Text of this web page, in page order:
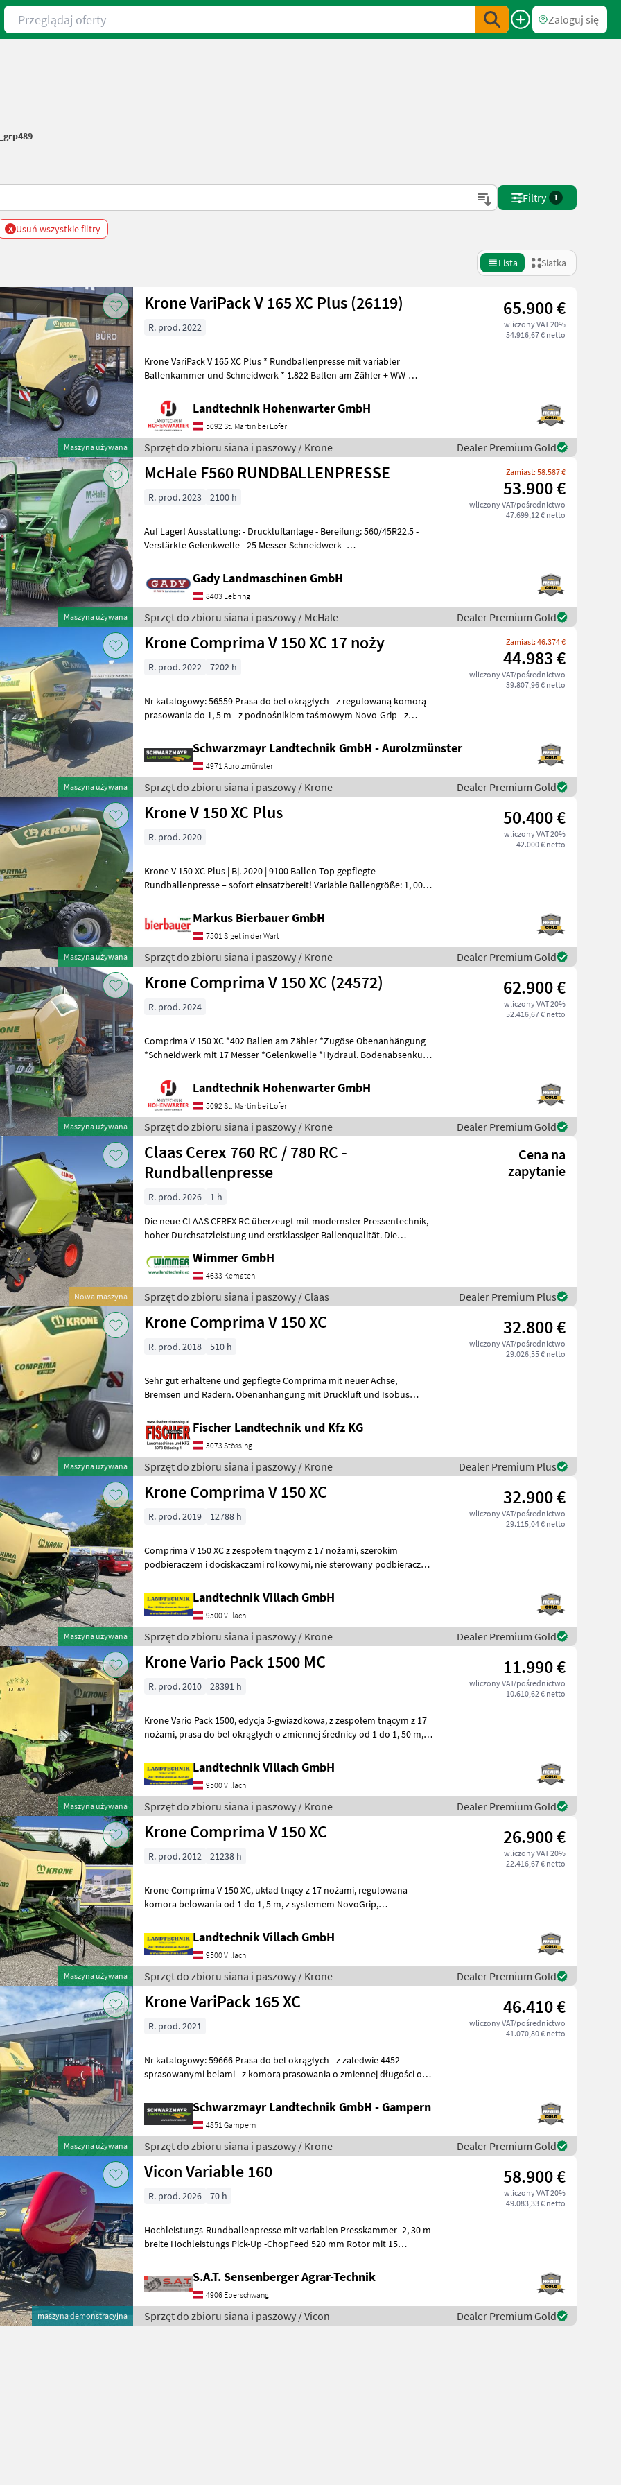
Przeglądaj oferty
Zaloguj się
Filtry 1
x Usuń wszystkie filtry
Lista Siatka
Maszyna używana
Krone VariPack V 165 XC Plus (26119) 65.900 €
wliczony VAT 20%
54.916,67 € netto
R. prod. 2022
Krone VariPack V 165 XC Plus * Rundballenpresse mit variabler
Ballenkammer und Schneidwerk * 1.822 Ballen am Zähler + WW-
Landtechnik Hohenwarter GmbH
5092 St. Martin bei Lofer
Sprzęt do zbioru siana i paszowy / Krone Dealer Premium Gold
Maszyna używana
McHale F560 RUNDBALLENPRESSE Zamiast: 58.587 €
53.900 €
wliczony VAT/pośrednictwo
47.699,12 € netto
R. prod. 2023 2100 h
Auf Lager! Ausstattung: - Druckluftanlage - Bereifung: 560/45R22.5 -
Verstärkte Gelenkwelle - 25 Messer Schneidwerk -
Gady Landmaschinen GmbH
8403 Lebring
Sprzęt do zbioru siana i paszowy / McHale Dealer Premium Gold
Maszyna używana
Krone Comprima V 150 XC 17 noży Zamiast: 46.374 €
44.983 €
wliczony VAT/pośrednictwo
39.807,96 € netto
R. prod. 2022 7202 h
Nr katalogowy: 56559 Prasa do bel okrągłych - z regulowaną komorą
prasowania do 1, 5 m - z podnośnikiem taśmowym Novo-Grip - z
Schwarzmayr Landtechnik GmbH - Aurolzmünster
4971 Aurolzmünster
Sprzęt do zbioru siana i paszowy / Krone Dealer Premium Gold
Maszyna używana
Krone V 150 XC Plus 50.400 €
wliczony VAT 20%
42.000 € netto
R. prod. 2020
Krone V 150 XC Plus | Bj. 2020 | 9100 Ballen Top gepflegte
Rundballenpresse – sofort einsatzbereit! Variable Ballengröße: 1, 00 –
Markus Bierbauer GmbH
7501 Siget in der Wart
Sprzęt do zbioru siana i paszowy / Krone Dealer Premium Gold
Maszyna używana
Krone Comprima V 150 XC (24572) 62.900 €
wliczony VAT 20%
52.416,67 € netto
R. prod. 2024
Comprima V 150 XC *402 Ballen am Zähler *Zugöse Obenanhängung
*Schneidwerk mit 17 Messer *Gelenkwelle *Hydraul. Bodenabsenkung
Landtechnik Hohenwarter GmbH
5092 St. Martin bei Lofer
Sprzęt do zbioru siana i paszowy / Krone Dealer Premium Gold
Nowa maszyna
Claas Cerex 760 RC / 780 RC -
Rundballenpresse
Cena na
zapytanie
R. prod. 2026
1 h
Die neue CLAAS CEREX RC überzeugt mit modernster Pressentechnik,
hoher Durchsatzleistung und erstklassiger Ballenqualität. Die
Wimmer GmbH
4633 Kematen
Sprzęt do zbioru siana i paszowy / Claas Dealer Premium Plus
Maszyna używana
Krone Comprima V 150 XC 32.800 €
wliczony VAT/pośrednictwo
29.026,55 € netto
R. prod. 2018 510 h
Sehr gut erhaltene und gepflegte Comprima mit neuer Achse,
Bremsen und Rädern. Obenanhängung mit Druckluft und Isobus
Fischer Landtechnik und Kfz KG
3073 Stössing
Sprzęt do zbioru siana i paszowy / Krone Dealer Premium Plus
Maszyna używana
Krone Comprima V 150 XC 32.900 €
wliczony VAT/pośrednictwo
29.115,04 € netto
R. prod. 2019 12788 h
Comprima V 150 XC z zespołem tnącym z 17 nożami, szerokim
podbieraczem i dociskaczami rolkowymi, nie sterowany podbieracz
Landtechnik Villach GmbH
9500 Villach
Sprzęt do zbioru siana i paszowy / Krone Dealer Premium Gold
Maszyna używana
Krone Vario Pack 1500 MC 11.990 €
wliczony VAT/pośrednictwo
10.610,62 € netto
R. prod. 2010 28391 h
Krone Vario Pack 1500, edycja 5-gwiazdkowa, z zespołem tnącym z 17
nożami, prasa do bel okrągłych o zmiennej średnicy od 1 do 1, 50 m,
Landtechnik Villach GmbH
9500 Villach
Sprzęt do zbioru siana i paszowy / Krone Dealer Premium Gold
Maszyna używana
Krone Comprima V 150 XC 26.900 €
wliczony VAT 20%
22.416,67 € netto
R. prod. 2012 21238 h
Krone Comprima V 150 XC, układ tnący z 17 nożami, regulowana
komora belowania od 1 do 1, 5 m, z systemem NovoGrip,
Landtechnik Villach GmbH
9500 Villach
Sprzęt do zbioru siana i paszowy / Krone Dealer Premium Gold
Maszyna używana
Krone VariPack 165 XC 46.410 €
wliczony VAT/pośrednictwo
41.070,80 € netto
R. prod. 2021
Nr katalogowy: 59666 Prasa do bel okrągłych - z zaledwie 4452
sprasowanymi belami - z komorą prasowania o zmiennej długości od
Schwarzmayr Landtechnik GmbH - Gampern
4851 Gampern
Sprzęt do zbioru siana i paszowy / Krone Dealer Premium Gold
maszyna demonstracyjna
Vicon Variable 160 58.900 €
wliczony VAT 20%
49.083,33 € netto
R. prod. 2026 70 h
Hochleistungs-Rundballenpresse mit variablen Presskammer -2, 30 m
breite Hochleistungs Pick-Up -ChopFeed 520 mm Rotor mit 15
S.A.T. Sensenberger Agrar-Technik
4906 Eberschwang
Sprzęt do zbioru siana i paszowy / Vicon Dealer Premium Gold